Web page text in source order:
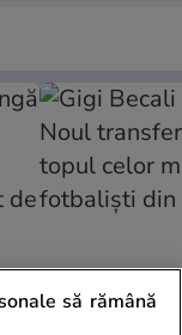
să rămână